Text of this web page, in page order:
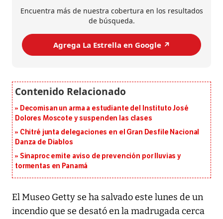
Encuentra más de nuestra cobertura en los resultados
de búsqueda.
Agrega La Estrella en Google ↗️
Decomisan un arma a estudiante del Instituto José
Dolores Moscote y suspenden las clases
Chitré junta delegaciones en el Gran Desfile Nacional
Danza de Diablos
Sinaproc emite aviso de prevención por lluvias y
tormentas en Panamá
El Museo Getty se ha salvado este lunes de un
incendio que se desató en la madrugada cerca